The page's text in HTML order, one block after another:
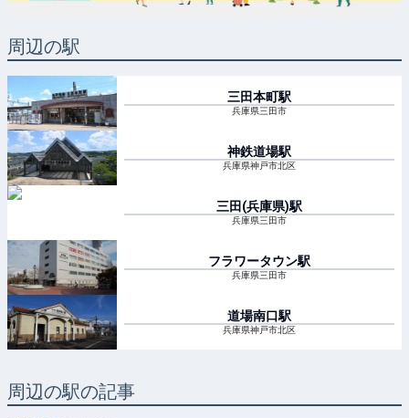
周辺の駅
三田本町駅
兵庫県三田市
神鉄道場駅
兵庫県神戸市北区
三田(兵庫県)駅
兵庫県三田市
フラワータウン駅
兵庫県三田市
道場南口駅
兵庫県神戸市北区
周辺の駅の記事